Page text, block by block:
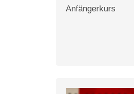
Anfängerkurs